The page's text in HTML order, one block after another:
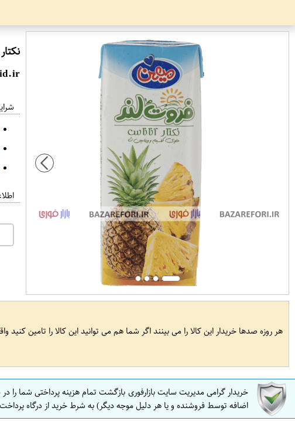
نکتار
هر روزه صدها خریدار این کالا را می بینند اگر شما هم می توانید این کالا را تامین کنید
خریدار گرامی مدیریت سایت بازارفوری بازگشت تمام هزینه پرداختی شما
اضافه توسط فروشنده و یا هر دلیل موجه دیگر) به شرط خرید از درگاه